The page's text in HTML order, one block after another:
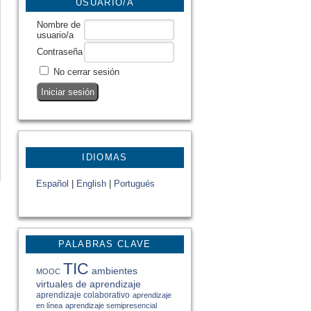
USUARIO/A
Nombre de
usuario/a
Contraseña
No cerrar sesión
IDIOMAS
Español English Portugués
PALABRAS CLAVE
MOOC TIC ambientes
virtuales de aprendizaje
aprendizaje colaborativo aprendizaje
en línea aprendizaje semipresencial